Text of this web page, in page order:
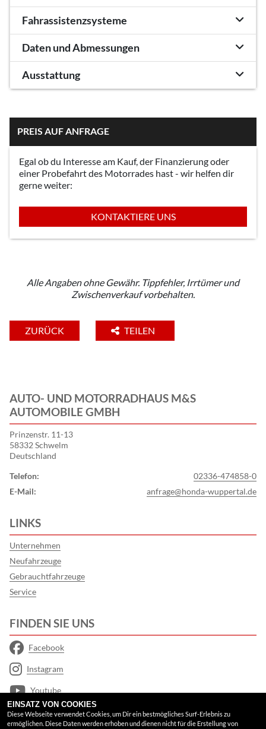
Fahrassistenzsysteme
Daten und Abmessungen
Ausstattung
PREIS AUF ANFRAGE
Egal ob du Interesse am Kauf, der Finanzierung oder
einer Probefahrt des Motorrades hast - wir helfen dir
gerne weiter:
KONTAKTIERE UNS
Alle Angaben ohne Gewähr. Tippfehler, Irrtümer und
Zwischenverkauf vorbehalten.
ZURÜCK TEILEN
AUTO- UND MOTORRADHAUS M&S
AUTOMOBILE GMBH
Prinzenstr. 11-13
58332 Schwelm
Deutschland
Telefon:
02336-474858-0
E-Mail:
anfrage@honda-wuppertal.de
LINKS
Unternehmen
Neufahrzeuge
Gebrauchtfahrzeuge
Service
FINDEN SIE UNS
Facebook
Instagram
Youtube
Google Maps
EINSATZ VON COOKIES
Diese Webseite verwendet Cookies, um Dir ein bestmögliches Surf-Erlebnis zu
ermöglichen. Diese Daten werden erhoben und dienen nicht für die Erstellung von